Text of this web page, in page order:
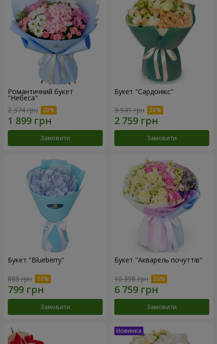
Романтичний букет
"Небеса"
2 374 грн
Замовити
Букет "Сардонікс"
3 941 грн
Замовити
Букет "Blueberry"
888 грн
Замовити
Букет "Акварель почуттів"
10 398 грн
Замовити